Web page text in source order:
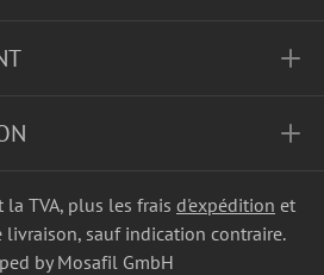
TVA, plus les frais d'expédition et
livraison, sauf indication contraire.
by Mosafil GmbH